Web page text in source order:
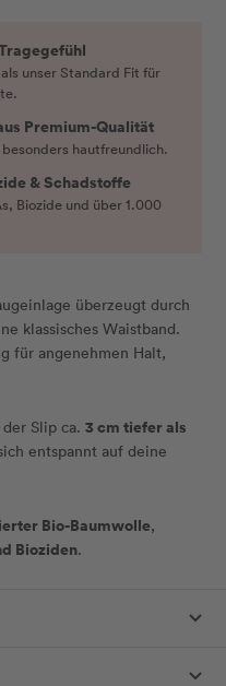
unser Standard Fit für
Premium-Qualität
hautfreundlich.
& Schadstoffe
Biozide und über 1.000
überzeugt durch
klassisches Waistband.
für angenehmen Halt,
Slip ca. 3 cm tiefer als
entspannt auf deine
Bio-Baumwolle,
Bioziden.